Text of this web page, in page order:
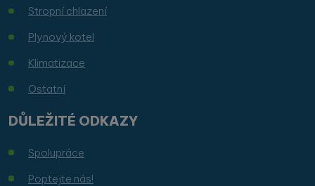
Stropní chlazení
Plynový kotel
Klimatizace
Ostatní
DŮLEŽITÉ ODKAZY
Spolupráce
Poptejte nás!